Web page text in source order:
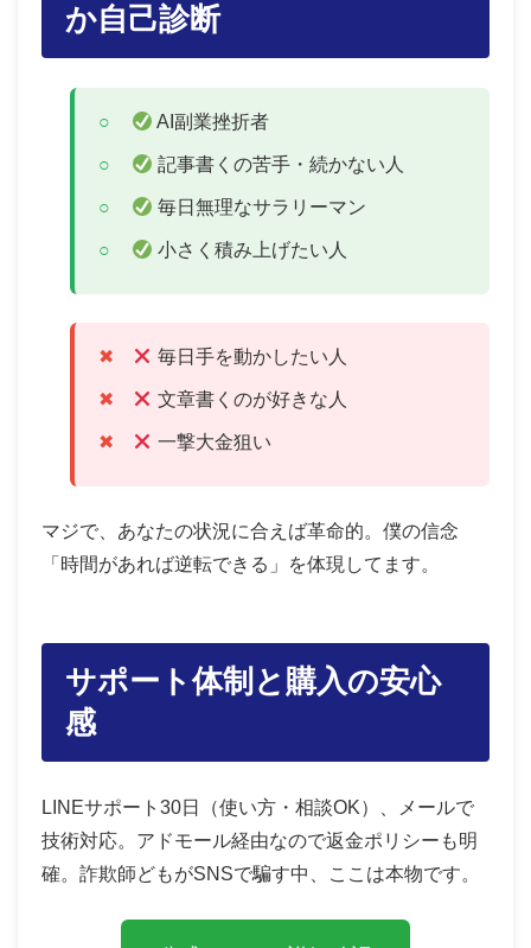
か自己診断
AI副業挫折者
記事書くの苦手・続かない人
毎日無理なサラリーマン
小さく積み上げたい人
毎日手を動かしたい人
文章書くのが好きな人
一撃大金狙い
マジで、あなたの状況に合えば革命的。僕の信念
「時間があれば逆転できる」を体現してます。
サポート体制と購入の安心
感
LINEサポート30日（使い方・相談OK）、メールで
技術対応。アドモール経由なので返金ポリシーも明
確。詐欺師どもがSNSで騙す中、ここは本物です。